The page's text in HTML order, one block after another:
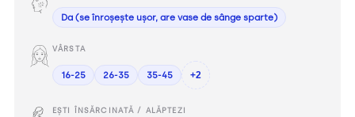
Da (se înroșește ușor, are vase de sânge sparte)
VÂRSTA
16-25 26-35 35-45 +2
EȘTI ÎNSĂRCINATĂ / ALĂPTEZI